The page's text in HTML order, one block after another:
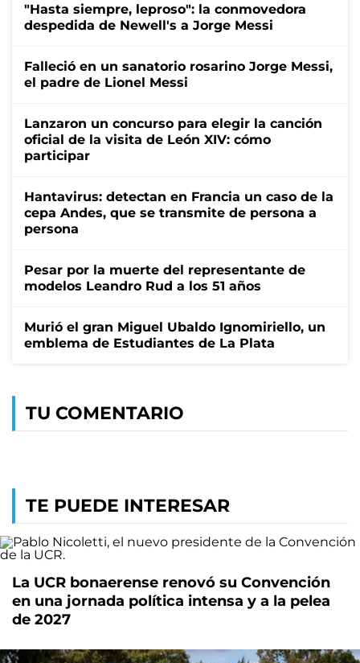
"Hasta siempre, leproso": la conmovedora
despedida de Newell's a Jorge Messi
Falleció en un sanatorio rosarino Jorge Messi,
el padre de Lionel Messi
Lanzaron un concurso para elegir la canción
oficial de la visita de León XIV: cómo
participar
Hantavirus: detectan en Francia un caso de la
cepa Andes, que se transmite de persona a
persona
Pesar por la muerte del representante de
modelos Leandro Rud a los 51 años
Murió el gran Miguel Ubaldo Ignomiriello, un
emblema de Estudiantes de La Plata
TU COMENTARIO
TE PUEDE INTERESAR
La UCR bonaerense renovó su Convención
en una jornada política intensa y a la pelea
de 2027